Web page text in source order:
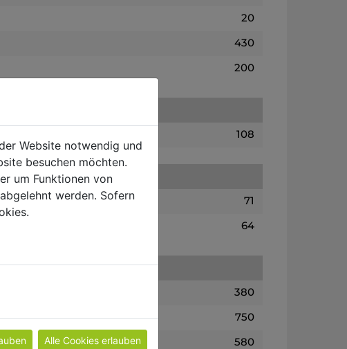
20
430
200
108
71
64
380
750
580
Website notwendig und
besuchen möchten.
um Funktionen von
werden. Sofern
Alle Cookies erlauben